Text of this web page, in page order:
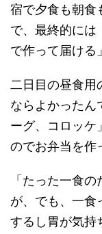
宿で夕食も朝食
で、最終的には
で作って届ける
二日目の昼食用
ならよかったん
ーグ、コロッケ
のでお弁当を作
「たった一食
が、でも、一食
するし胃が気持